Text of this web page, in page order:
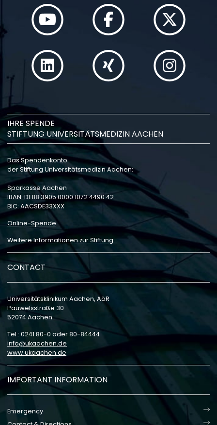
IHRE SPENDE
STIFTUNG UNIVERSITÄTSMEDIZIN AACHEN
Das Spendenkonto
der Stiftung Universitätsmedizin Aachen:
Sparkasse Aachen
IBAN: DE88 3905 0000 1072 4490 42
BIC: AACSDE33XXX
Online-Spende
Weitere Informationen zur Stiftung
CONTACT
Universitätsklinikum Aachen, AöR
Pauwelsstraße 30
52074 Aachen
Tel.: 0241 80-0 oder 80-84444
info
ukaachen de
www.ukaachen.de
IMPORTANT INFORMATION
Emergency